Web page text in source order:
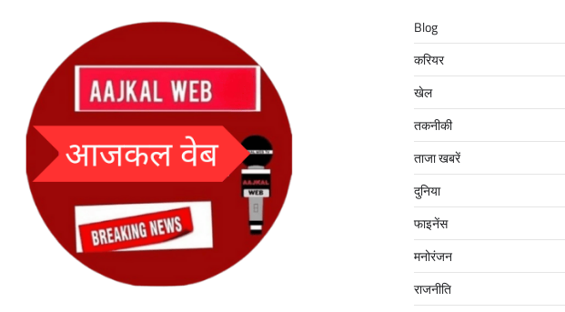
Blog
करियर
खेल
तकनीकी
ताजा खबरें
दुनिया
फाइनेंस
मनोरंजन
राजनीति